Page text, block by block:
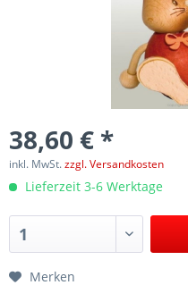
38,60 € *
inkl. MwSt.zzgl. Versandkosten
Lieferzeit 3-6 Werktage
Merken